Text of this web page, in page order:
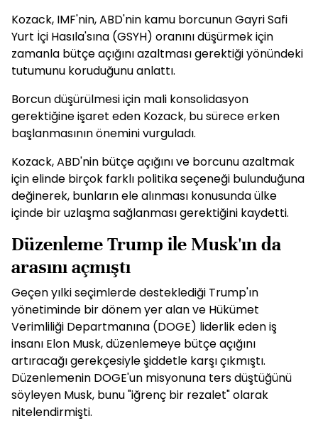
Kozack, IMF'nin, ABD'nin kamu borcunun Gayri Safi
Yurt İçi Hasıla'sına (GSYH) oranını düşürmek için
zamanla bütçe açığını azaltması gerektiği yönündeki
tutumunu koruduğunu anlattı.
Borcun düşürülmesi için mali konsolidasyon
gerektiğine işaret eden Kozack, bu sürece erken
başlanmasının önemini vurguladı.
Kozack, ABD'nin bütçe açığını ve borcunu azaltmak
için elinde birçok farklı politika seçeneği bulunduğuna
değinerek, bunların ele alınması konusunda ülke
içinde bir uzlaşma sağlanması gerektiğini kaydetti.
Düzenleme Trump ile Musk'ın da
arasını açmıştı
Geçen yılki seçimlerde desteklediği Trump'ın
yönetiminde bir dönem yer alan ve Hükümet
Verimliliği Departmanına (DOGE) liderlik eden iş
insanı Elon Musk, düzenlemeye bütçe açığını
artıracağı gerekçesiyle şiddetle karşı çıkmıştı.
Düzenlemenin DOGE'un misyonuna ters düştüğünü
söyleyen Musk, bunu "iğrenç bir rezalet" olarak
nitelendirmişti.